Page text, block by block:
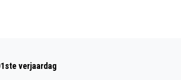
LIMBURG: 'MOGELIJKHEDEN
verjaardag